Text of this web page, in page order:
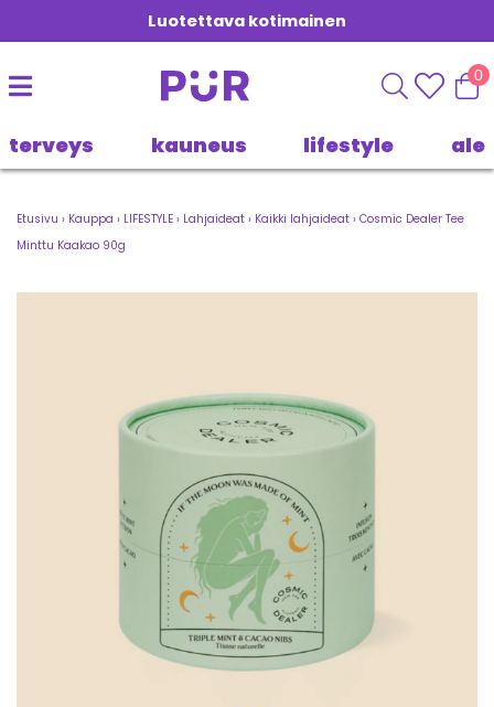
Luotettava kotimainen
0
terveys kauneus lifestyle ale
Etusivu › Kauppa › LIFESTYLE › Lahjaideat › Kaikki lahjaideat › Cosmic Dealer Tee
Minttu Kaakao 90g
Seuraava